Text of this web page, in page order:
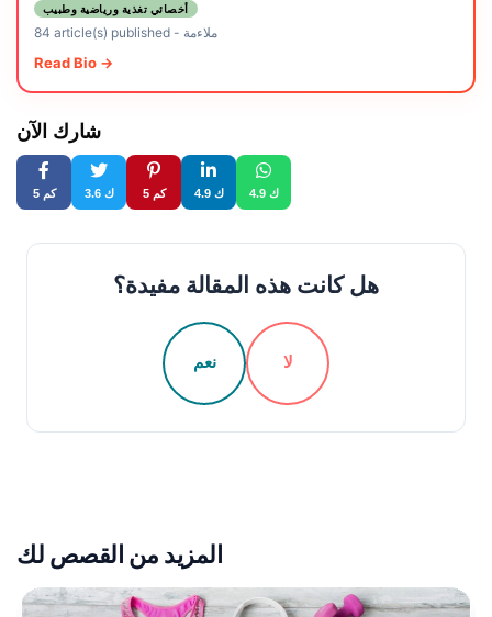
أخصائي تغذية ورياضية وطبيب
84 article(s) published- ملاءمة
Read Bio →
شارك الآن
5 كم 3.6 ك 5 كم 4.9 ك 4.9 ك
هل كانت هذه المقالة مفيدة؟
نعم لا
المزيد من القصص لك